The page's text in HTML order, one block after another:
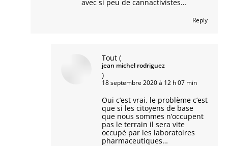
avec si peu de cannactivistes…
Reply
Tout (
jean michel rodriguez
)
18 septembre 2020 à 12 h 07 min
Oui c’est vrai, le problème c’est
que si les citoyens de base
que nous sommes n’occupent
pas le terrain il sera vite
occupé par les laboratoires
pharmaceutiques…